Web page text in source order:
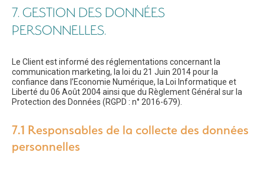
7. GESTION DES DONNÉES
PERSONNELLES.
Le Client est informé des réglementations concernant la
communication marketing, la loi du 21 Juin 2014 pour la
confiance dans l’Economie Numérique, la Loi Informatique et
Liberté du 06 Août 2004 ainsi que du Règlement Général sur la
Protection des Données (RGPD : n° 2016-679).
7.1 Responsables de la collecte des données
personnelles